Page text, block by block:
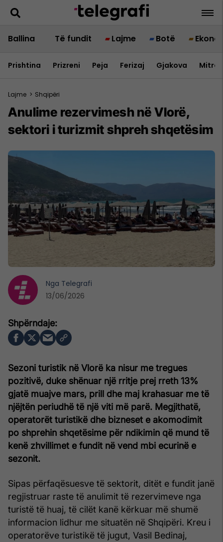
Ballina Të fundit Lajme Botë
Prishtina Prizreni Peja Ferizaj Gjakova
Lajme > Shqipëri
Anulime rezervimesh në Vlorë,
sektori i turizmit shpreh shqetësim
Sezoni turistik në Vlorë ka nisur me tregues
pozitivë, duke shënuar një rritje prej rreth 13%
gjatë muajve mars, prill dhe maj krahasuar me të
njëjtën periudhë të një viti më parë. Megjithatë,
operatorët turistikë dhe bizneset e akomodimit
po shprehin shqetësime për ndikimin që mund të
kenë zhvillimet e fundit në vend mbi ecurinë e
sezonit.
Sipas përfaqësuesve të sektorit, ditët e fundit janë
regjistruar raste të anulimit të rezervimeve nga
turistë të huaj, të cilët kanë kërkuar më shumë
informacion lidhur me situatën në Shqipëri. Kreu i
operatorëve turistikë të jugut, Vasil Bedinaj,
Nga Telegrafi
13/06/2026